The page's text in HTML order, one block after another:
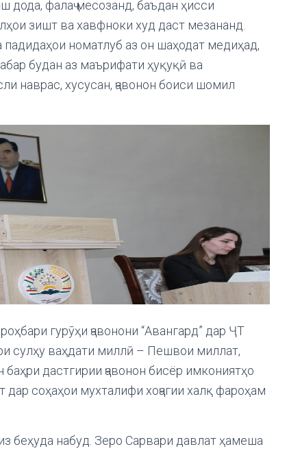
фалаҷ месозанд, баъдан ҳисси
зишт ва хавфноки худ даст мезананд.
номатлуб аз он шаҳодат медиҳад,
будан аз маърифати ҳуқуқӣ ва
наврас, хусусан, ҷавонон боиси шомил
гурӯҳи ҷавонони “Авангард” дар ҶТ
сулҳу ваҳдати миллӣ – Пешвои миллат,
дастгирии ҷавонон бисёр имкониятҳо
соҳаҳои мухталифи хоҷагии халқ фароҳам
беҳуда набуд. Зеро Сарвари давлат ҳамеша